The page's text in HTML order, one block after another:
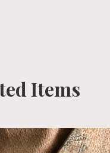
Items